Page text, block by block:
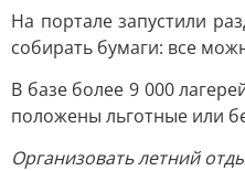
На портале запустили
собирать бумаги: все
В базе более 9 000
положены льготные или
Организовать летний